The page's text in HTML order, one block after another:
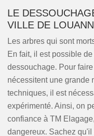
LE
VILLE DE
Les arbres qui sont
En fait, il est possible
dessouchage. Pour
nécessitent une grande
techniques, il est
expérimenté. Ainsi, on
confiance à TM
dangereux. Sachez